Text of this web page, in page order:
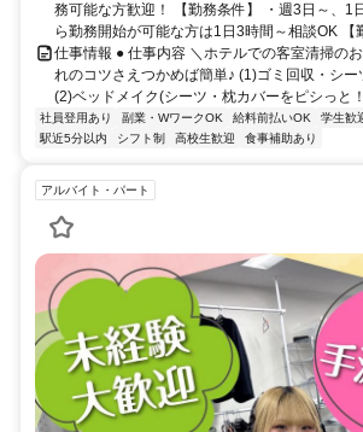
務可能な方歓迎！ 【勤務条件】 ・週3日～、
ら勤務開始が可能な方は1日3時間～相談OK 【
仕事情報 ● 仕事内容 ＼ホテルでの客室清掃の
れのコツさえつかめば簡単♪ (1)ゴミ回収・シー
(2)ベッドメイク(シーツ・枕カバーをピシっと
社員登用あり 副業・WワークOK 給料前払いOK 学生歓
駅近5分以内
シフト制 高校生歓迎 食事補助あり
アルバイト・パート